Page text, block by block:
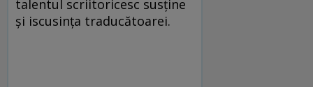
talentul scriitoricesc susţine
şi iscusinţa traducătoarei.